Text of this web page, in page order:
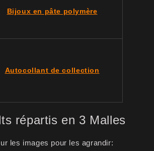
Bijoux en pâte polymère
Autocollant de collection
répartis en 3 Malles
les images pour les agrandir: